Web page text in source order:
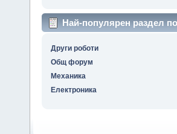
Най-популярен раздел
Други роботи
Общ форум
Механика
Електроника